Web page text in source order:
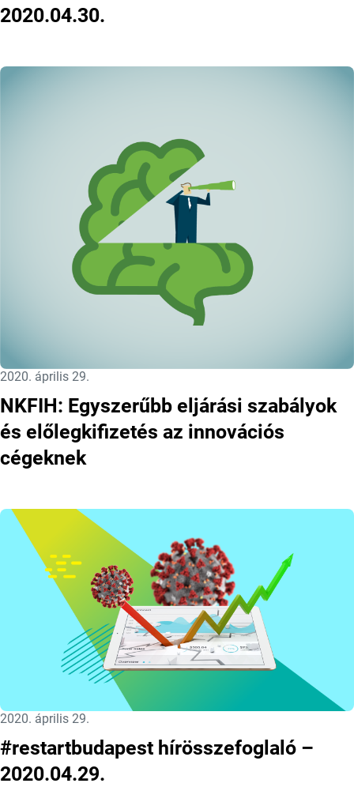
2020.04.30.
Közzétéve:
2020. április 29.
NKFIH: Egyszerűbb eljárási szabályok
és előlegkifizetés az innovációs
cégeknek
Közzétéve:
2020. április 29.
#restartbudapest hírösszefoglaló –
2020.04.29.